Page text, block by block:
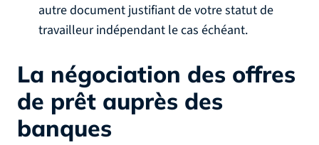
autre document justifiant de votre statut de
travailleur indépendant le cas échéant.
La négociation des offres
de prêt auprès des
banques